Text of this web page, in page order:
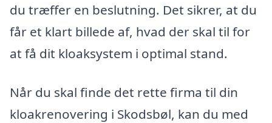
du træffer en beslutning. Det sikrer, at du
får et klart billede af, hvad der skal til for
at få dit kloaksystem i optimal stand.
Når du skal finde det rette firma til din
kloakrenovering i Skodsbøl, kan du med